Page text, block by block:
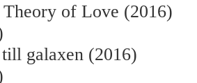
Theory of Love (2016)
galaxen (2016)